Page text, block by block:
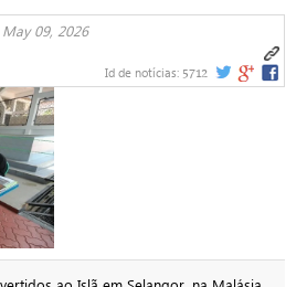
May 09, 2026
Id de notícias: 5712